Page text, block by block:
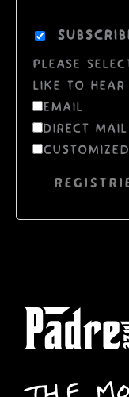
Please
like to hear
Email
Direct Mail